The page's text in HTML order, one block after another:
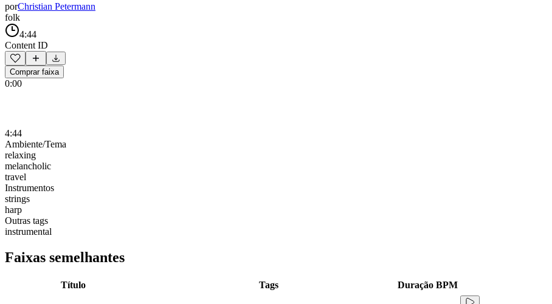
porChristian Petermann
folk
4:44
Content ID
Comprar faixa
0:00
4:44
Ambiente/Tema
relaxing
melancholic
travel
Instrumentos
strings
harp
Outras tags
instrumental
Faixas semelhantes
Título Tags Duração BPM